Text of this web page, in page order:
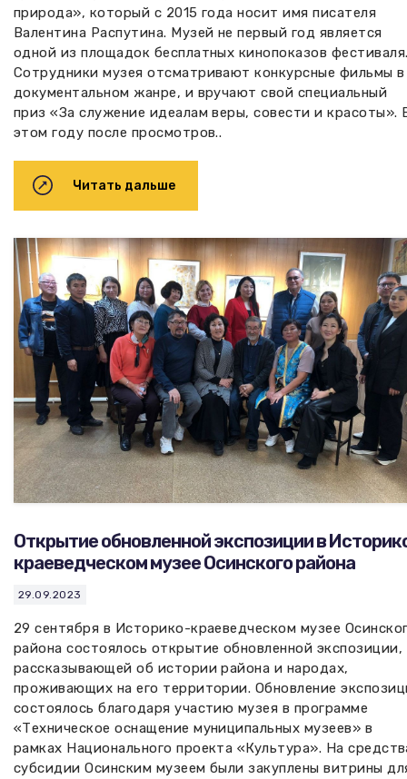
природа», который с 2015 года носит имя писателя
Валентина Распутина. Музей не первый год является
одной из площадок бесплатных кинопоказов
Сотрудники музея отсматривают конкурсные фильмы в
документальном жанре, и вручают свой специальный
приз «За служение идеалам веры, совести и красоты».
этом году после просмотров..
Читать дальше
Открытие обновленной экспозиции в
краеведческом музее Осинского района
29.09.2023
29 сентября в Историко-краеведческом музее
района состоялось открытие обновленной экспозиции,
рассказывающей об истории района и народах,
проживающих на его территории. Обновление
состоялось благодаря участию музея в программе
«Техническое оснащение муниципальных музеев» в
рамках Национального проекта «Культура». На
субсидии Осинским музеем были закуплены витрины